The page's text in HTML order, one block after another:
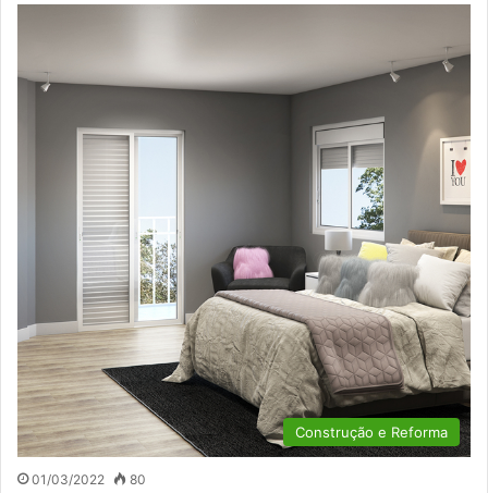
Construção e Reforma
01/03/2022 80